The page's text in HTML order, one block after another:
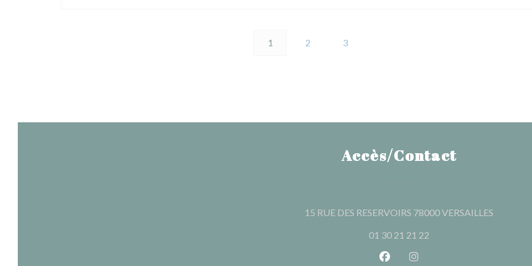
1 2 3
Accès/Contact
15 RUE DES RESERVOIRS 78000 VERSAILLES
01 30 21 21 22